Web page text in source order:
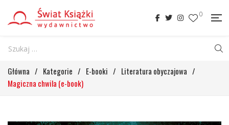
0
Główna / Kategorie / E-booki / Literatura obyczajowa /
Magiczna chwila (e-book)